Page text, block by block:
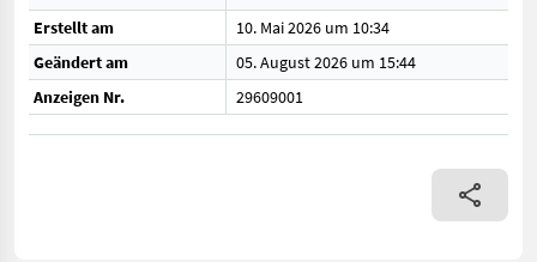
Erstellt am
10. Mai 2026 um 10:34
Geändert am
05. August 2026 um 15:44
Anzeigen Nr.
29609001